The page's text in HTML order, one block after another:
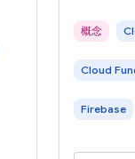
概念
Cloud
Firebase